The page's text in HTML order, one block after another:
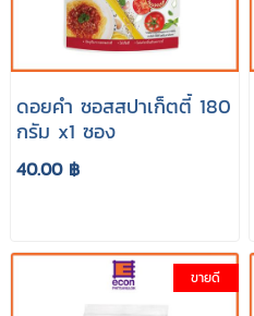
ดอยคำ ซอสสปาเก็ตตี้ 180
กรัม x1 ซอง
40.00 ฿
ขายดี